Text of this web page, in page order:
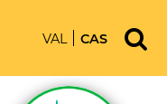
VAL CAS